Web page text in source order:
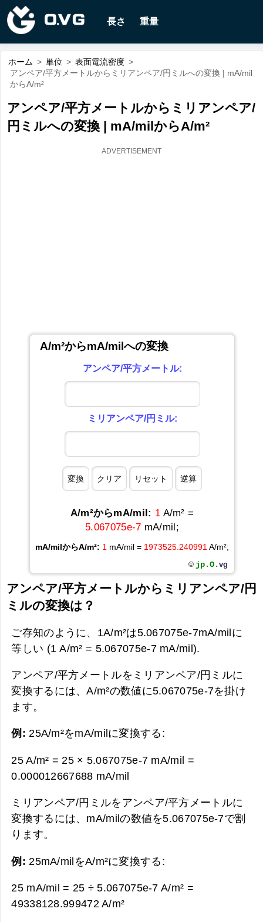
長さ 重量
ホーム > 単位 > 表面電流密度 >
アンペア/平方メートルからミリアンペア/円ミルへの変換 | mA/mil
からA/m²
アンペア/平方メートルからミリアンペア/
円ミルへの変換 | mA/milからA/m²
A/m²からmA/milへの変換
アンペア/平方メートル:
ミリアンペア/円ミル:
A/m²からmA/mil: 1 A/m² =
5.067075e-7 mA/mil;
mA/milからA/m²: 1 mA/mil = 1973525.240991A/m²;
© jp.O.vg
アンペア/平方メートルからミリアンペア/円
ミルの変換は？
ご存知のように、1A/m²は5.067075e-7mA/milに
等しい (1 A/m² = 5.067075e-7 mA/mil).
アンペア/平方メートルをミリアンペア/円ミルに
変換するには、A/m²の数値に5.067075e-7を掛け
ます。
例:25A/m²をmA/milに変換する:
25 A/m² = 25 × 5.067075e-7 mA/mil =
0.000012667688 mA/mil
ミリアンペア/円ミルをアンペア/平方メートルに
変換するには、mA/milの数値を5.067075e-7で割
ります。
例: 25mA/milをA/m²に変換する:
25 mA/mil = 25 ÷ 5.067075e-7 A/m² =
49338128.999472 A/m²